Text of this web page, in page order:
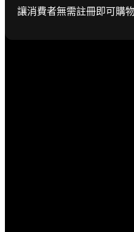
讓消費者無需註冊即可購